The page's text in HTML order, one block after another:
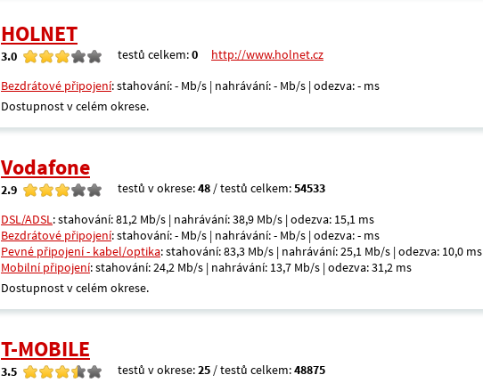
HOLNET
3.0 testů celkem:0
http://www.holnet.cz
Bezdrátové připojení: stahování: - Mb/s | nahrávání: - Mb/s | odezva: - ms
Dostupnost v celém okrese.
Vodafone
2.9 testů v okrese:48 / testů celkem:54533
DSL/ADSL: stahování: 81,2 Mb/s | nahrávání: 38,9 Mb/s | odezva: 15,1 ms
Bezdrátové připojení: stahování: - Mb/s | nahrávání: - Mb/s | odezva: - ms
Pevné připojení - kabel/optika: stahování: 83,3 Mb/s | nahrávání: 25,1 Mb/s | odezva: 10,0 ms
Mobilní připojení: stahování: 24,2 Mb/s | nahrávání: 13,7 Mb/s | odezva: 31,2 ms
Dostupnost v celém okrese.
T-MOBILE
3.5 testů v okrese:25 / testů celkem:48875